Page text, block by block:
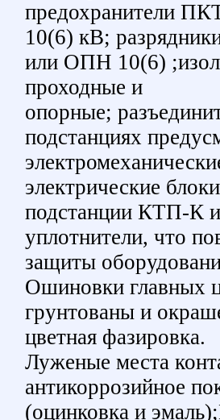
предохранители
10(6) кВ;
или ОПН 10(6)
проходные и
опорные;
подстанциях
электрические
подстанции КТП-К
уплотнители, что
защиты
Ошиновки главных
грунтованы и
цветная фазировка.
Луженые места
антикоррозийное
(оцинковка и